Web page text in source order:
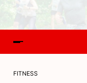
FITNESS